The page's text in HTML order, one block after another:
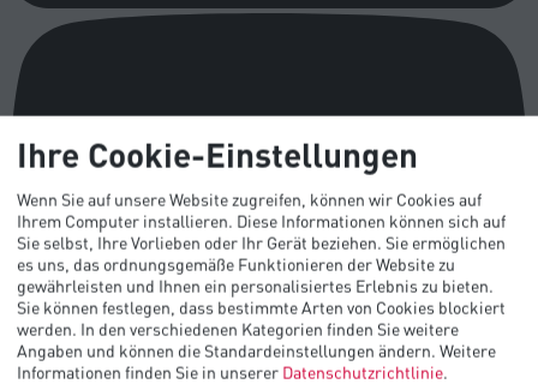
Ihre Cookie-Einstellungen
Wenn Sie auf unsere Website zugreifen, können wir Cookies auf
Ihrem Computer installieren. Diese Informationen können sich auf
Sie selbst, Ihre Vorlieben oder Ihr Gerät beziehen. Sie ermöglichen
es uns, das ordnungsgemäße Funktionieren der Website zu
gewährleisten und Ihnen ein personalisiertes Erlebnis zu bieten.
Sie können festlegen, dass bestimmte Arten von Cookies blockiert
werden. In den verschiedenen Kategorien finden Sie weitere
Angaben und können die Standardeinstellungen ändern. Weitere
Informationen finden Sie in unserer Datenschutzrichtlinie